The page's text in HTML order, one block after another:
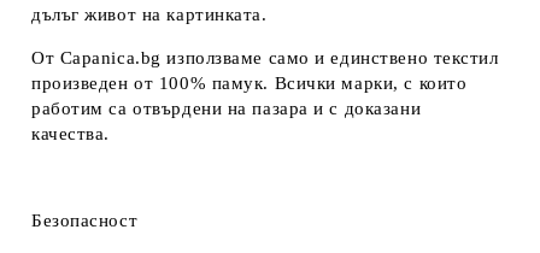
дълъг живот на картинката.
От Capanica.bg използваме само и единствено текстил
произведен от 100% памук. Всички марки, с които
работим са отвърдени на пазара и с доказани
качества.
Безопасност